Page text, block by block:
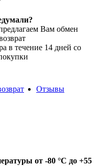
Вам обмен
в течение 14 дней со
Отзывы
от -80 °C до +55